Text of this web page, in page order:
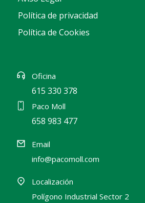
Política de privacidad
Política de Cookies
Oficina
615 330 378
Paco Moll
658 983 477
Email
info@pacomoll.com
Localización
Polígono Industrial Sector 2